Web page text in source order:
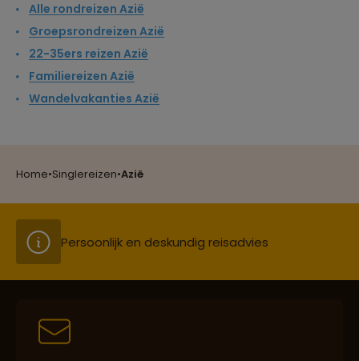
Home•Singlereizen•Azië
Alle rondreizen Azië
Groepsrondreizen Azië
22-35ers reizen Azië
Familiereizen Azië
Wandelvakanties Azië
Persoonlijk en deskundig reisadvies
Best beoordeelde reisroutes